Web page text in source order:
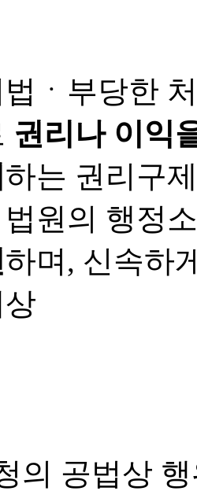
ㆍ부당한
권리나 이익
하는 권리구
원의 행정
하며, 신속하
의 공법상